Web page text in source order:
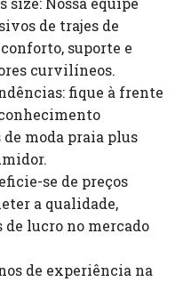
de trajes de
suporte e
curvilíneos.
fique à frente
moda praia plus
se de preços
a qualidade,
lucro no mercado
de experiência na